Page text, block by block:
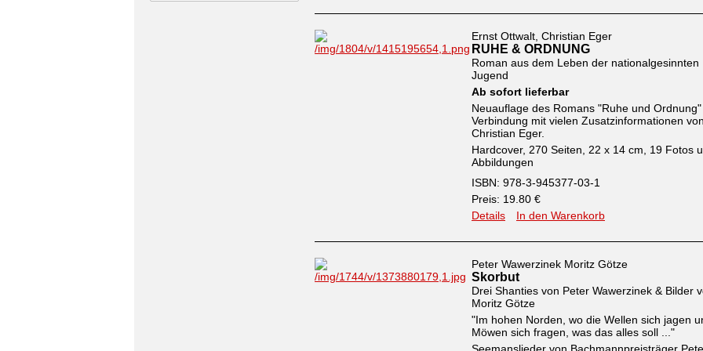
Ernst Ottwalt, Christian Eger
RUHE & ORDNUNG
Roman aus dem Leben der nationalgesinnten
Jugend
Ab sofort lieferbar
Neuauflage des Romans "Ruhe und Ordnung"
Verbindung mit vielen Zusatzinformationen von
Christian Eger.
Hardcover, 270 Seiten, 22 x 14 cm, 19 Fotos
Abbildungen
ISBN: 978-3-945377-03-1
Preis: 19.80 €
Details
In den Warenkorb
Peter Wawerzinek Moritz Götze
Skorbut
Drei Shanties von Peter Wawerzinek & Bilder
Moritz Götze
"Im hohen Norden, wo die Wellen sich jagen
Möwen sich fragen, was das alles soll ..."